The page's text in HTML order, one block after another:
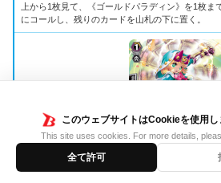
このウェブサイトはCookieを使用し
This site uses cookies. For more details,
全て許可
上から1枚見て、《ゴールドパラディン》を1枚ま
にコールし、残りのカードを山札の下に置く。